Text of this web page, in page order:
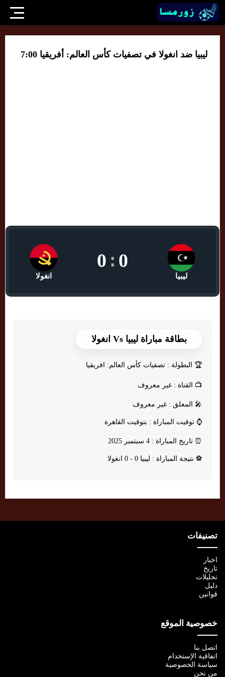
ليبيا ضد انغولا في تصفيات كأس العالم: أفريقيا 7:00
ليبيا
0
:
0
انغولا
بطاقة مباراة ليبيا Vs انغولا
🏆 البطولة : تصفيات كأس العالم: افريقيا
📺 القناة : غير معروف
🎤 المعلق : غير معروف
⌚ توقيت المباراة : بتوقيت القاهرة
⏰ تاريخ المباراة : 4 سبتمبر 2025
⚽ نتيجة المباراة : ليبيا 0 - 0 انغولا
تصنيفات
اخبار
تاريخ
تحليلات
دليل
قوانين
خصوصية الموقع
اتصل بنا
اتفاقية الإستخدام
سياسة الخصوصية
من نحن